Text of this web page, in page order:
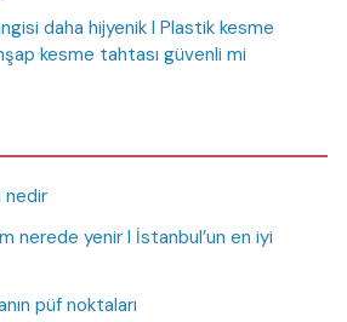
daha hijyenik I Plastik kesme
kesme tahtası güvenli mi
nedir
nerede yenir I İstanbul’un en iyi
püf noktaları